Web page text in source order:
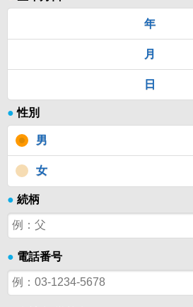
年
月
日
● 性別
男
女
● 続柄
● 電話番号